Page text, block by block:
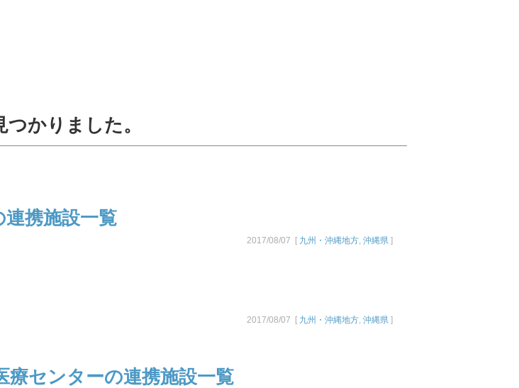
つかりました。
携施設一覧
2017/08/07 [ 九州・沖縄地方, 沖縄県 ]
2017/08/07 [ 九州・沖縄地方, 沖縄県 ]
療センターの連携施設一覧